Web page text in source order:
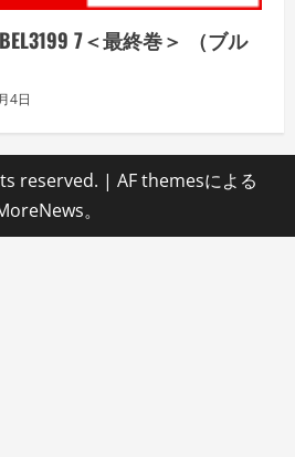
7＜最終巻＞ （ブル
4日
reserved. | AF themesによる
。